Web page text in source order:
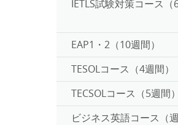
IETLS試験対策コース（6
EAP1・2（10週間）
TESOLコース（4週間）
TECSOLコース（5週間）
ビジネス英語コース（